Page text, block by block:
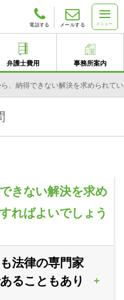
電話する メールする メニュー
弁護士費用 事務所案内
、納得できない解決を求められて
きない解決を求め
ればよいでしょう
法律の専門家
ることもあり